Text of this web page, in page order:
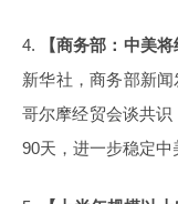
4.
【商务部：中美
新华社，商务部新
哥尔摩经贸会谈共
90天，进一步稳定